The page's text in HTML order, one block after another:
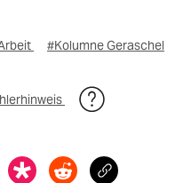
#Kolumne Geraschel